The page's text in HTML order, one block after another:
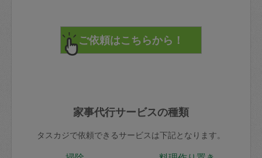
家事代行サービスの種類
タスカジで依頼できるサービスは下記となります。